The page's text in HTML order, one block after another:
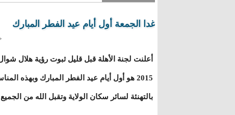
غدا الجمعة أول أيام عيد الفطر المبارك
2015 هو أول أيام عيد الفطر المبارك وبهذه
بالتهنئة لسائر سكان الولاية وتقبل الله من